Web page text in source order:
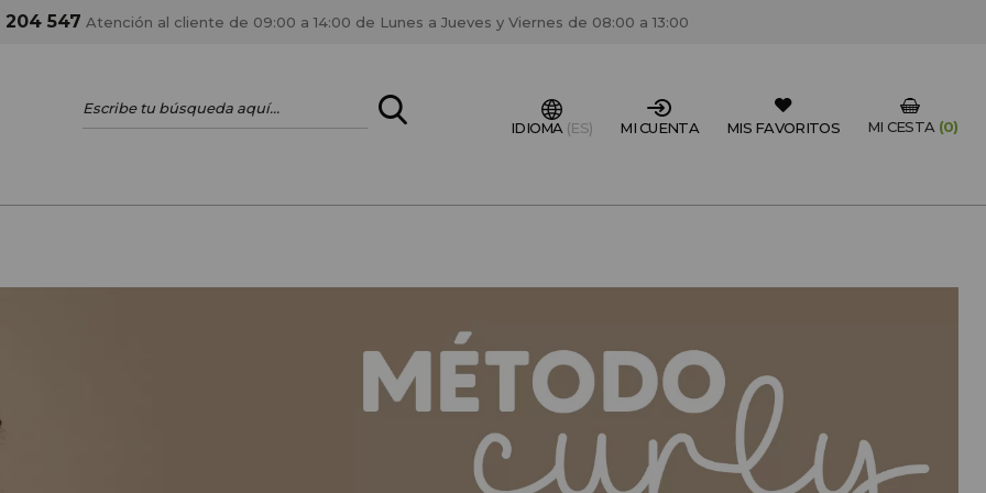
ENTRAR
estar al día en los
Registrar cuenta PROFESIONAL
como tal y disfrutar de descuentos y promociones exclusivas.
CREAR CUENTA PROFESIONAL
204 547 Atención al cliente de 09:00 a 14:00 de Lunes a Jueves y Viernes de 08:00 a 13:00
MI CESTA (0)
MIS FAVORITOS
MI CUENTA
IDIOMA (ES)